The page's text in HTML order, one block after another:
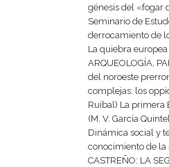
génesis del «fogar
Seminario de
derrocamiento de
La quiebra europea
ARQUEOLOGÍA,
del noroeste
complejas: los
Ruibal) La primera
(M. V. García
Dinámica social y
conocimiento de la
CASTREÑO: LA